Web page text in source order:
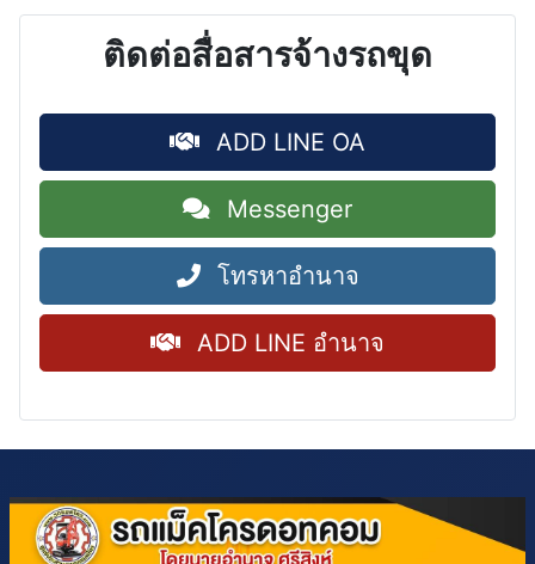
ติดต่อสื่อสารจ้างรถขุด
ADD LINE OA
Messenger
โทรหาอำนาจ
ADD LINE อำนาจ